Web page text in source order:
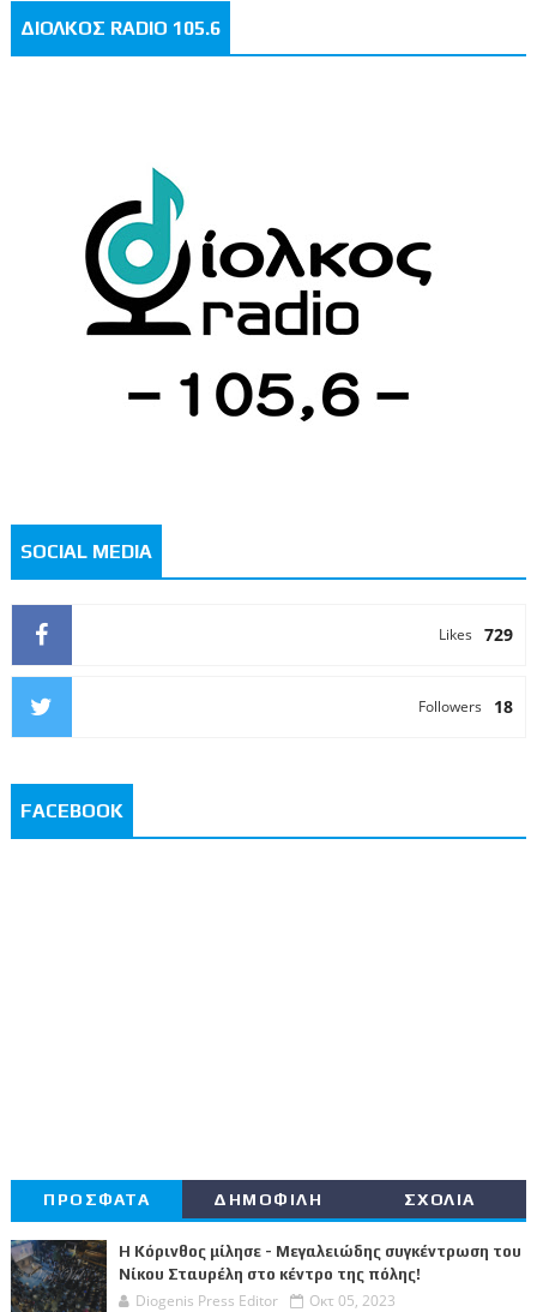
ΔΙΟΛΚΟΣ RADIO 105.6
SOCIAL MEDIA
729
Likes
18
Followers
FACEBOOK
ΠΡΟΣΦΑΤΑ ΔΗΜΟΦΙΛΗ ΣΧΟΛΙΑ
Η Κόρινθος μίλησε - Μεγαλειώδης συγκέντρωση του
Νίκου Σταυρέλη στο κέντρο της πόλης!
Diogenis Press Editor Οκτ 05, 2023